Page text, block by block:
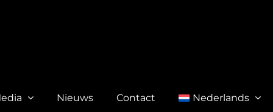
Nieuws Contact Nederlands